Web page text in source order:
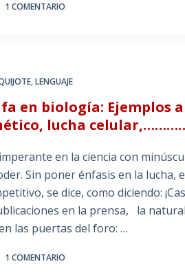
1 COMENTARIO
,LENGUAJE
en biología: Ejemplos
lucha
en la ciencia con
Sin poner énfasis en la
se dice, como diciendo:
en la prensa, la
las puertas del foro: …
1 COMENTARIO